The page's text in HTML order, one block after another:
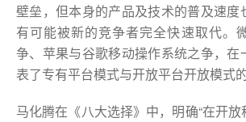
壁垒，但本身的产品及技术的普及速度
有可能被新的竞争者完全快速取代。
争、苹果与谷歌移动操作系统之争，在
表了专有平台模式与开放平台开放模式的
马化腾在《八大选择》中，明确“在开